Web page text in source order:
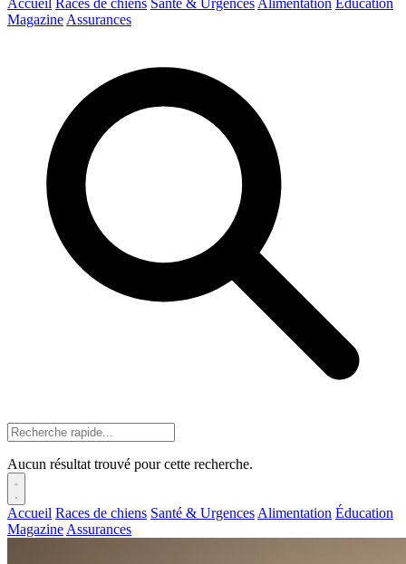
Accueil Races de chiens Santé & Urgences Alimentation Éducation
Magazine Assurances
Aucun résultat trouvé pour cette recherche.
Accueil Races de chiens Santé & Urgences Alimentation Éducation
Magazine Assurances